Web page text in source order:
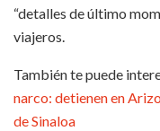
“detalles de último
viajeros.
También te puede
narco: detienen en
de Sinaloa